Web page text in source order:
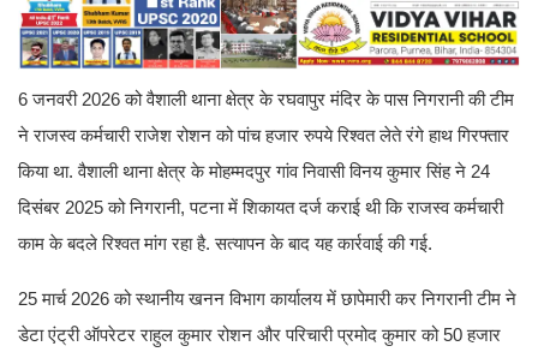
6 जनवरी 2026 को वैशाली थाना क्षेत्र के रघवापुर मंदिर के पास निगरानी की टीम
ने राजस्व कर्मचारी राजेश रोशन को पांच हजार रुपये रिश्वत लेते रंगे हाथ गिरफ्तार
किया था. वैशाली थाना क्षेत्र के मोहम्मदपुर गांव निवासी विनय कुमार सिंह ने 24
दिसंबर 2025 को निगरानी, पटना में शिकायत दर्ज कराई थी कि राजस्व कर्मचारी
काम के बदले रिश्वत मांग रहा है. सत्यापन के बाद यह कार्रवाई की गई.
25 मार्च 2026 को स्थानीय खनन विभाग कार्यालय में छापेमारी कर निगरानी टीम ने
डेटा एंट्री ऑपरेटर राहुल कुमार रोशन और परिचारी प्रमोद कुमार को 50 हजार